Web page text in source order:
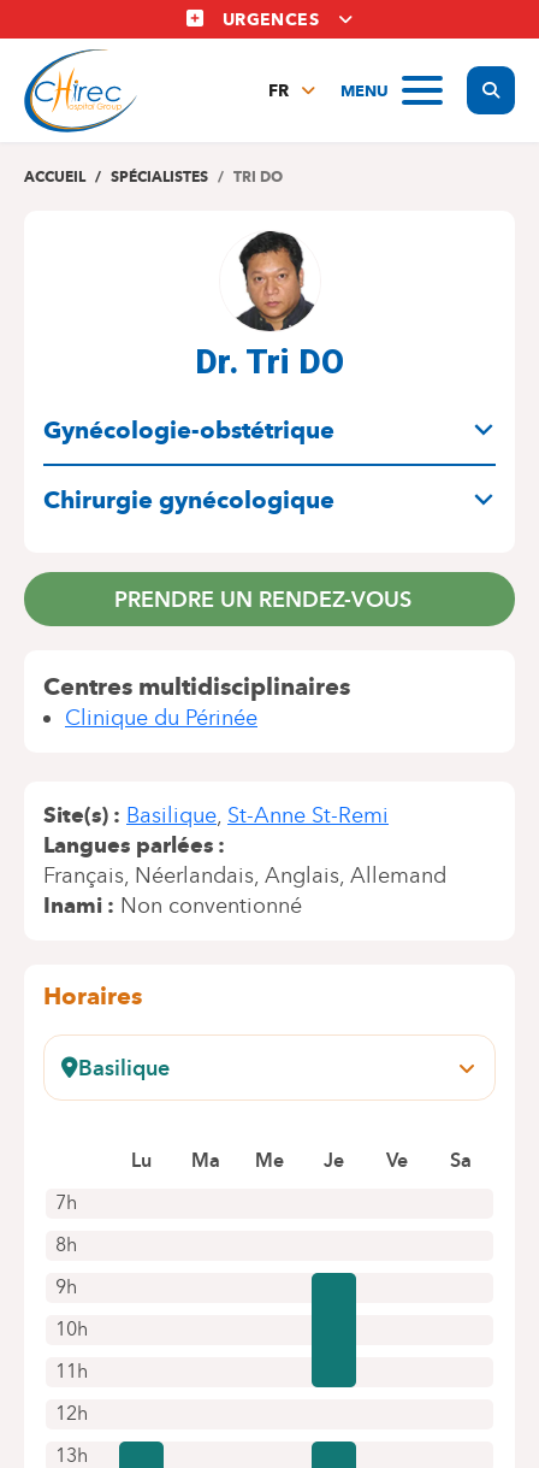
au
contenu
principal
URGENCES
MENU
FR
EN
ACCUEIL SPÉCIALISTES TRI DO
Dr. Tri DO
Gynécologie-obstétrique
Chirurgie gynécologique
PRENDRE UN RENDEZ-VOUS
Centres multidisciplinaires
Clinique du Périnée
Site(s) Basilique St-Anne St-Remi
Langues parlées
Français Néerlandais Anglais Allemand
Inami
Non conventionné
Horaires
Basilique
Pangaert, 37-47
Prendre rendez-vous en ligne
7h
8h
9h
10h
11h
12h
13h
Lu Ma Me Je Ve Sa